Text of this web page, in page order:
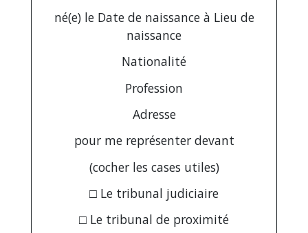
né(e) le Date de naissanceà Lieu de
naissance
Nationalité
Profession
Adresse
pour me représenter devant
(cocher les cases utiles)
□ Le tribunal judiciaire
□ Le tribunal de proximité